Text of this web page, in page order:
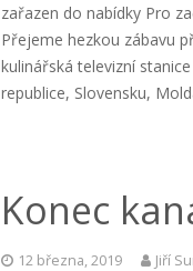
zařazen do nabídky Pro
Přejeme hezkou zábavu
kulinářská televizní
republice, Slovensku,
Konec
12 března, 2019 Jiří